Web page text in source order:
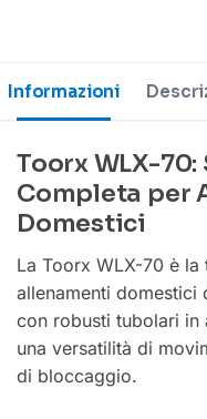
Informazioni
Toorx WLX-
Completa per
Domestici
La Toorx WLX-70 è
allenamenti domestici
con robusti tubolari
una versatilità di
di bloccaggio.